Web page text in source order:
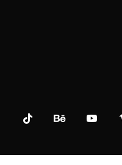
YouTube
Behance
Tiktok